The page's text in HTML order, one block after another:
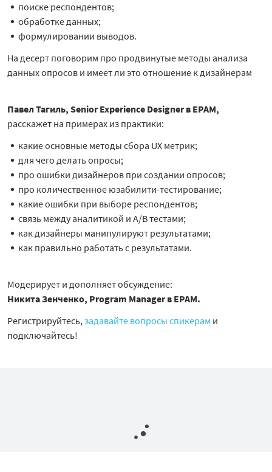
поиске респондентов;
обработке данных;
формулировании выводов.
На десерт поговорим про продвинутые методы анализа
данных опросов и имеет ли это отношение к дизайнерам
Павел Тагиль, Senior Experience Designer в EPAM,
расскажет на примерах из практики:
какие основные методы сбора UX метрик;
для чего делать опросы;
про ошибки дизайнеров при создании опросов;
про количественное юзабилити-тестирование;
какие ошибки при выборе респондентов;
связь между аналитикой и A/B тестами;
как дизайнеры манипулируют результатами;
как правильно работать с результатами.
Модерирует и дополняет обсуждение:
Никита Зенченко, Program Manager в EPAM.
Регистрируйтесь, задавайте вопросы спикерам и
подключайтесь!